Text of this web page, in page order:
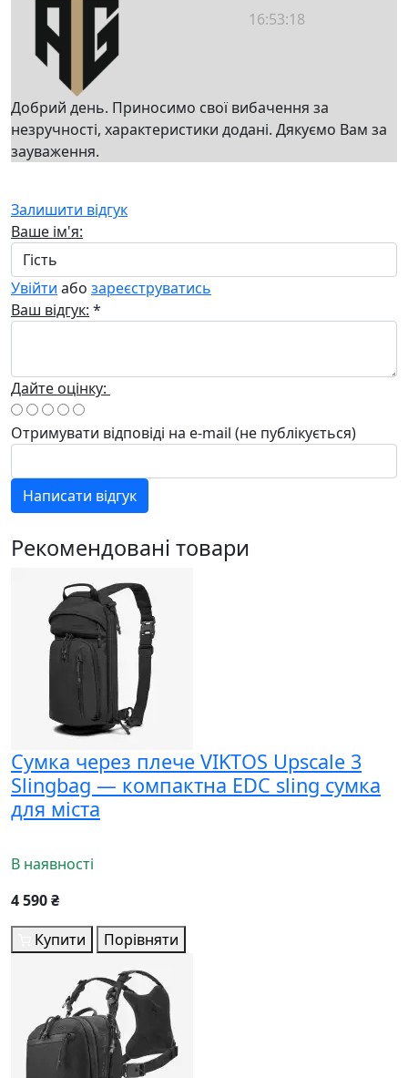
16:53:18
Добрий день. Приносимо свої вибачення за
незручності, характеристики додані. Дякуємо Вам за
зауваження.
Залишити відгук
Ваше ім'я:
Увійти або зареєструватись
Ваш відгук: *
Дайте оцінку:
Отримувати відповіді на e-mail (не публікується)
Написати відгук
Рекомендовані товари
Сумка через плече VIKTOS Upscale 3
Slingbag — компактна EDC sling сумка
для міста
В наявності
4 590 ₴
Купити
Порівняти